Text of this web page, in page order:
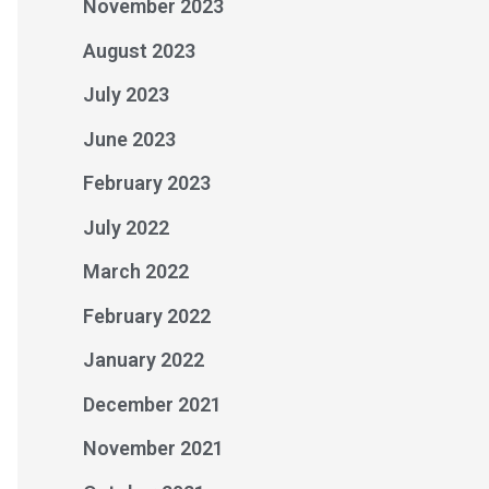
November 2023
August 2023
July 2023
June 2023
February 2023
July 2022
March 2022
February 2022
January 2022
December 2021
November 2021